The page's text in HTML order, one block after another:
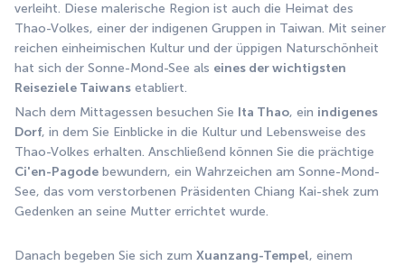
verleiht. Diese malerische Region ist auch die Heimat des
Thao-Volkes, einer der indigenen Gruppen in Taiwan. Mit seiner
reichen einheimischen Kultur und der üppigen Naturschönheit
hat sich der Sonne-Mond-See als eines der wichtigsten
Reiseziele Taiwans etabliert.
Nach dem Mittagessen besuchen Sie Ita Thao, ein indigenes
Dorf, in dem Sie Einblicke in die Kultur und Lebensweise des
Ci'en-Pagode bewundern, ein Wahrzeichen am Sonne-Mond-
See, das vom verstorbenen Präsidenten Chiang Kai-shek zum
Gedenken an seine Mutter errichtet wurde.
Danach begeben Sie sich zum Xuanzang-Tempel, einem